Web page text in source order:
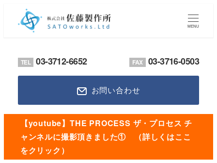
MENU
TEL 03-3712-6652 FAX 03-3716-0503
お問い合わせ
【youtube】THE PROCESS ザ・プロセス チ
ャンネルに撮影頂きました① （詳しくはここ
をクリック）